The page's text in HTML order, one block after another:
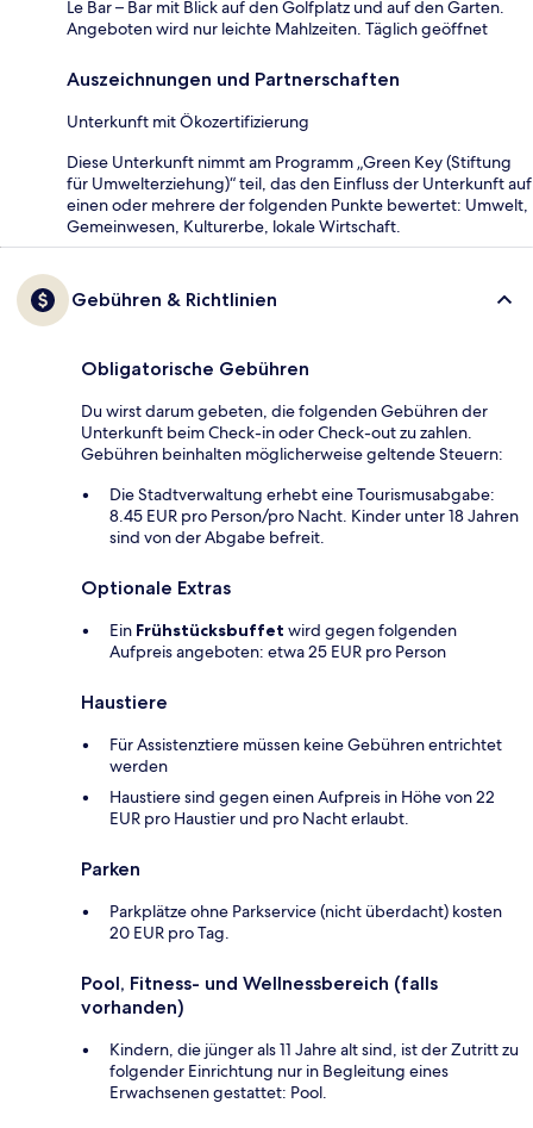
Le Bar – Bar mit Blick auf den Golfplatz und auf den Garten.
Angeboten wird nur leichte Mahlzeiten. Täglich geöffnet
Auszeichnungen und Partnerschaften
Unterkunft mit Ökozertifizierung
Diese Unterkunft nimmt am Programm „Green Key (Stiftung
für Umwelterziehung)“ teil, das den Einfluss der Unterkunft auf
einen oder mehrere der folgenden Punkte bewertet: Umwelt,
Gemeinwesen, Kulturerbe, lokale Wirtschaft.
Gebühren & Richtlinien
Obligatorische Gebühren
Du wirst darum gebeten, die folgenden Gebühren der
Unterkunft beim Check-in oder Check-out zu zahlen.
Gebühren beinhalten möglicherweise geltende Steuern:
Die Stadtverwaltung erhebt eine Tourismusabgabe:
8.45 EUR pro Person/pro Nacht. Kinder unter 18 Jahren
sind von der Abgabe befreit.
Optionale Extras
Ein Frühstücksbuffet wird gegen folgenden
Aufpreis angeboten: etwa 25 EUR pro Person
Haustiere
Für Assistenztiere müssen keine Gebühren entrichtet
werden
Haustiere sind gegen einen Aufpreis in Höhe von 22
EUR pro Haustier und pro Nacht erlaubt.
Parken
Parkplätze ohne Parkservice (nicht überdacht) kosten
20 EUR pro Tag.
Pool, Fitness- und Wellnessbereich (falls
vorhanden)
Kindern, die jünger als 11 Jahre alt sind, ist der Zutritt zu
folgender Einrichtung nur in Begleitung eines
Erwachsenen gestattet: Pool.